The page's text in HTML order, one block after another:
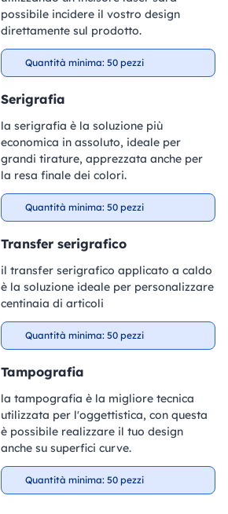
possibile incidere il vostro design
direttamente sul prodotto.
Quantità minima: 50 pezzi
Serigrafia
la serigrafia è la soluzione più
economica in assoluto, ideale per
grandi tirature, apprezzata anche per
la resa finale dei colori.
Quantità minima: 50 pezzi
Transfer serigrafico
il transfer serigrafico applicato a caldo
è la soluzione ideale per personalizzare
centinaia di articoli
Quantità minima: 50 pezzi
Tampografia
la tampografia è la migliore tecnica
utilizzata per l'oggettistica, con questa
è possibile realizzare il tuo design
anche su superfici curve.
Quantità minima: 50 pezzi